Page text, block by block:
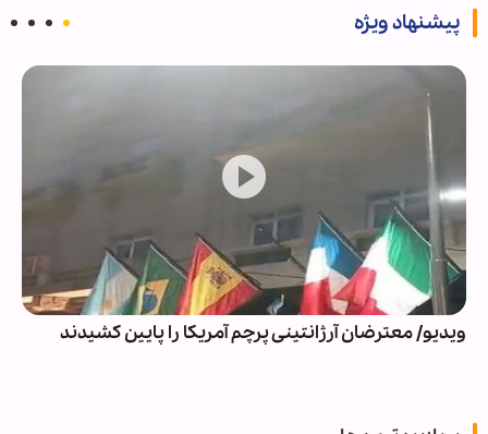
پیشنهاد ویژه
ویدیو/ معترضان آرژانتینی پرچم آمریکا را پایین کشیدند